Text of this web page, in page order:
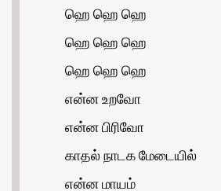
ஹெ ஹெ ஹெ
ஹெ ஹெ ஹெ
ஹெ ஹெ ஹெ
என்ன உறவோ
என்ன பிரிவோ
காதல் நாடக மேடையில்
என்ன மாயம்